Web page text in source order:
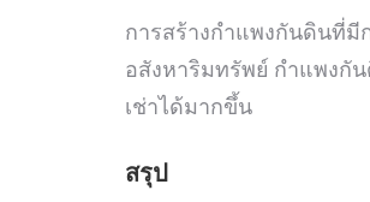
การสร้างกำแพงกันดินที่มี
อสังหาริมทรัพย์ กำแพงกั
เช่าได้มากขึ้น
สรุป